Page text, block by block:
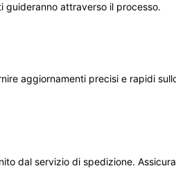
guideranno attraverso il processo.
aggiornamenti precisi e rapidi
dal servizio di spedizione.